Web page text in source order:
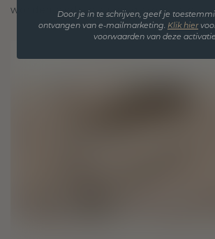
worden gedragen en gekoesterd.
Door je in te schrijven, geef je
ontvangen van e-mailmarketing. Klik hier
voorwaarden van deze activatie